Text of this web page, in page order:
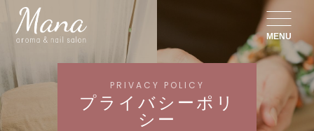
MENU
PRIVACY POLICY
プライバシーポリ
シー